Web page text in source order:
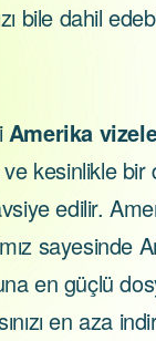
bile dahil
Amerika
kesinlikle bir
edilir.
sayesinde
en güçlü
en aza